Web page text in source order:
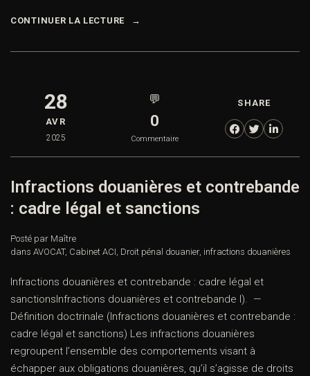
CONTINUER LA LECTURE
28
AVR
2025
💬
0
Commentaire
SHARE
Infractions douanières et contrebande
: cadre légal et sanctions
Posté par Maître
dans AVOCAT, Cabinet ACI, Droit pénal douanier, infractions douanières
Infractions douanières et contrebande : cadre légal et
sanctionsInfractions douanières et contrebande I). —
Définition doctrinale (Infractions douanières et contrebande :
cadre légal et sanctions) Les infractions douanières
regroupent l’ensemble des comportements visant à
échapper aux obligations douanières, qu’il s’agisse de droits